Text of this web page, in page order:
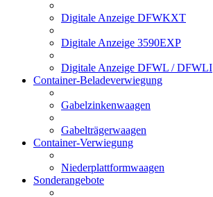
Digitale Anzeige DFWKXT
Digitale Anzeige 3590EXP
Digitale Anzeige DFWL / DFWLI
Container-Beladeverwiegung
Gabelzinkenwaagen
Gabelträgerwaagen
Container-Verwiegung
Niederplattformwaagen
Sonderangebote